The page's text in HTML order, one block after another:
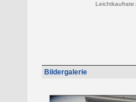
Leichtkaufrate:
Bildergalerie